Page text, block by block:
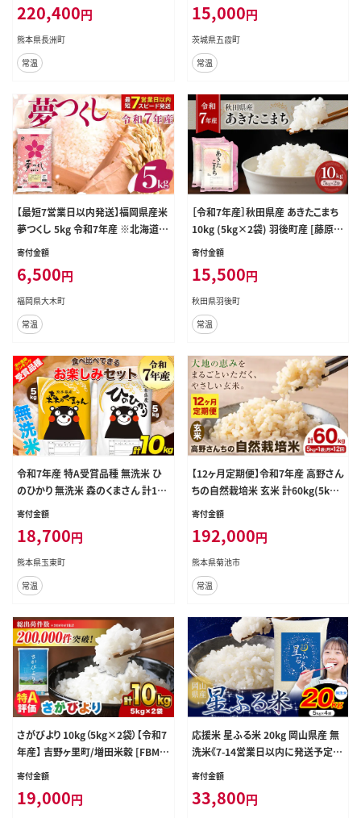
森くま 熊本県 長洲町《お申込み翌月
から出荷》---hm7tei_220400_10k
g_mo12_ng---
220,400円
熊本県長洲町
常温
心 美味しい 茨城県 五霞町
15,000円
茨城県五霞町
常温
【最短7営業日以内発送】福岡県産米
夢つくし 5kg 令和7年産 ※北海道・
沖縄・離島は配送不可 |【精米 単一
ンド米 5kg × 1 ゆめつくし】CY008
_01
寄付金額
6,500円
福岡県大木町
常温
［令和7年産］秋田県産 あきたこまち
10kg (5kg×2袋) 羽後町産 [藤原商
店]【 米 お米 白米 精米 あきたこまち
寄付金額
15,500円
秋田県羽後町
常温
令和7年産 特A受賞品種 無洗米 ひ
のひかり 無洗米 森のくまさん 計10k
g 食べ比べ 厳選お楽しみセット 熊
洗米 精米 玉東町 森くま 10kg《7-14
日以内に出荷予定(土日祝除く)》ブ
ランド米---gkt_lcl_719_10kg---
寄付金額
18,700円
熊本県玉東町
常温
【12ヶ月定期便】令和7年産 高野さん
ちの自然栽培米 玄米 計60kg(5kg
×1袋/月×12回) 《通常パッケージ》
ら出荷》熊本県 菊池市 米 お米 ヒノ
ヒカリ ひのひかり 自然栽培米 七城
物語 熊本県産---045-3033---
寄付金額
192,000円
熊本県菊池市
常温
さがびより 10kg（5kg×2袋）【令和7
年産】 吉野ヶ里町/増田米穀 [FBM0
寄付金額
19,000円
応援米 星ふる米 20kg 岡山県産 無
洗米《7-14営業日以内に発送予定》
ふるさと 岡山 岡山県 浅口市 米 送
料無料 ブレンド米 無洗米 おにぎり
米 コメ お米---124_3941_7e14e_2
寄付金額
33,800円